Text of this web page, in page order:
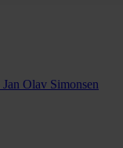
Jan Olav Simonsen